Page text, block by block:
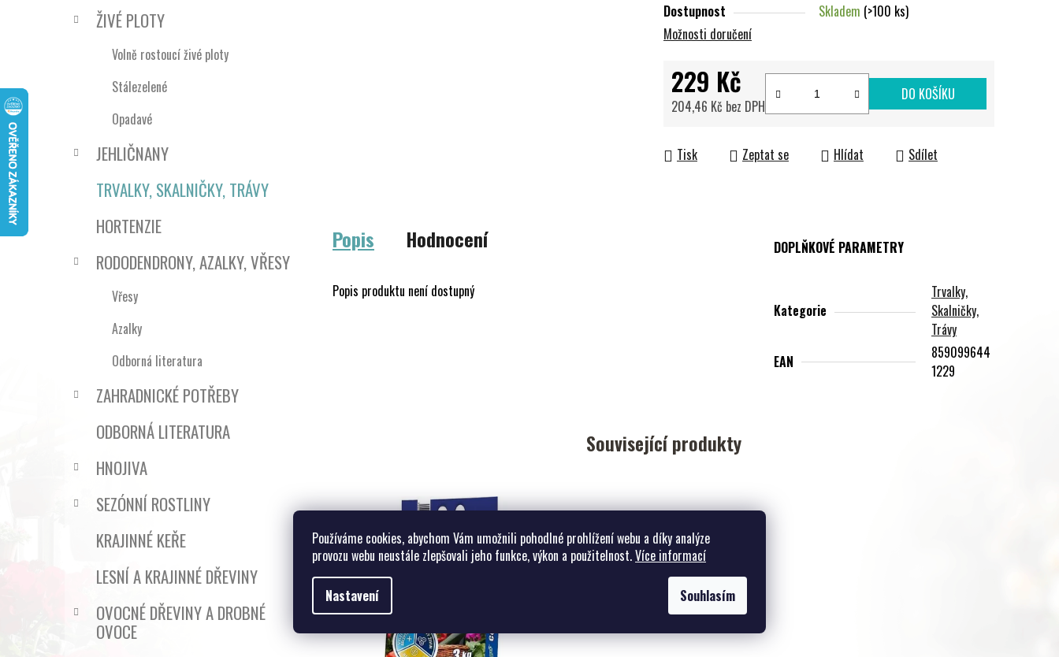
Používáme cookies, abychom Vám umožnili pohodlné prohlížení webu a díky analýze
provozu webu neustále zlepšovali jeho funkce, výkon a použitelnost.Více informací
Nastavení Souhlasím
ŽIVÉ PLOTY
Volně rostoucí živé ploty
Stálezelené
Opadavé
JEHLIČNANY
TRVALKY, SKALNIČKY, TRÁVY
HORTENZIE
RODODENDRONY, AZALKY, VŘESY
Vřesy
Azalky
Odborná literatura
ZAHRADNICKÉ POTŘEBY
ODBORNÁ LITERATURA
HNOJIVA
SEZÓNNÍ ROSTLINY
KRAJINNÉ KEŘE
LESNÍ A KRAJINNÉ DŘEVINY
OVOCNÉ DŘEVINY A DROBNÉ
OVOCE
Dostupnost Skladem (>100 ks)
Možnosti doručení
229 Kč
204,46 Kč bez DPH
DO KOŠÍKU
Tisk Zeptat se Hlídat Sdílet
Popis Hodnocení
Popis produktu není dostupný
DOPLŇKOVÉ PARAMETRY
Kategorie
Trvalky,
Skalničky,
Trávy
EAN
859099644
1229
Související produkty